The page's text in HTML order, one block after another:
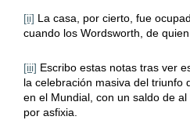
[ii] La casa, por cierto, fue
cuando los Wordsworth, de
[iii] Escribo estas notas tras ver
la celebración masiva del triunfo
en el Mundial, con un saldo de
por asfixia.